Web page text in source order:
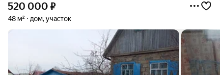
520 000 ₽
48 м² дом, участок